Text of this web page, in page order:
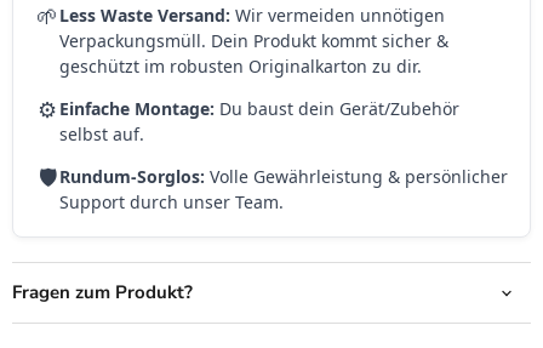
🌱 Less Waste Versand: Wir vermeiden unnötigen
Verpackungsmüll. Dein Produkt kommt sicher &
geschützt im robusten Originalkarton zu dir.
⚙️ Einfache Montage: Du baust dein Gerät/Zubehör
selbst auf.
🛡️Rundum-Sorglos: Volle Gewährleistung & persönlicher
Support durch unser Team.
Fragen zum Produkt?